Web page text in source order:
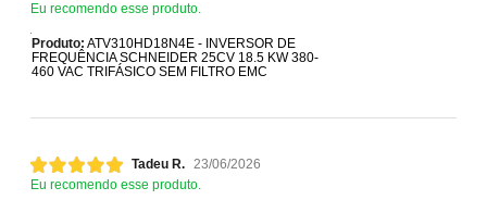
Eu recomendo esse produto.
Produto: ATV310HD18N4E - INVERSOR DE
FREQUÊNCIA SCHNEIDER 25CV 18.5 KW 380-
460 VAC TRIFÁSICO SEM FILTRO EMC
Tadeu R. 23/06/2026
Eu recomendo esse produto.